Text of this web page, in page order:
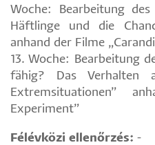
Woche: Bearbeitung
Häftlinge und die
anhand der Filme
13. Woche: Bearbeitung
fähig? Das Verhalten
Extremsituationen”
Experiment”
Félévközi ellenőrzés: -